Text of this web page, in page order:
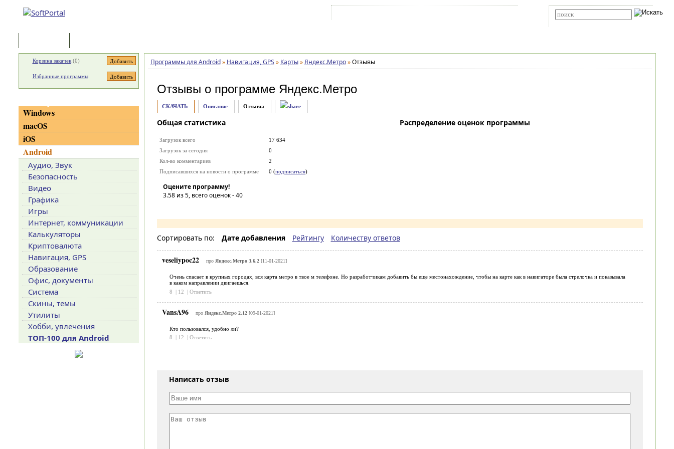
Программы для Android » Навигация, GPS » Карты » Яндекс.Метро » Отзывы
Отзывы о программе Яндекс.Метро
СКАЧАТЬ Описание Отзывы
Общая статистика
Загрузок всего
17 634
Загрузок за сегодня
0
Кол-во комментариев
2
Подписавшихся на новости о программе
0 (подписаться)
Оцените программу!
3.58из 5, всего оценок -40
Распределение оценок программы
Сортировать по: Дате добавления Рейтингу Количеству ответов
veseliypoc22 про Яндекс.Метро 3.6.2[11-01-2021]
Очень спасает в крупных городах, вся карта метро в твое м телефоне. Но разработчикам добавить бы еще местонахождение, чтобы на карте как в навигаторе была стрелочка и показывала
в каком направлении двигаешься.
8
| 12 | Ответить
VansA96 про Яндекс.Метро 2.12[09-01-2021]
Кто пользовался, удобно ли?
8
| 12 | Ответить
Написать отзыв
Корзина закачек(0)
Избранные программы
Windows
macOS
iOS
Android
Аудио, Звук
Безопасность
Видео
Графика
Игры
Интернет, коммуникации
Калькуляторы
Криптовалюта
Навигация, GPS
Образование
Офис, документы
Система
Скины, темы
Утилиты
Хобби, увлечения
ТОП-100 для Android